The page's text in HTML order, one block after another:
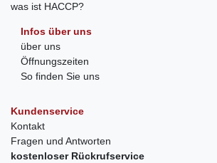
was ist HACCP?
Infos über uns
über uns
Öffnungszeiten
So finden Sie uns
Kundenservice
Kontakt
Fragen und Antworten
kostenloser Rückrufservice